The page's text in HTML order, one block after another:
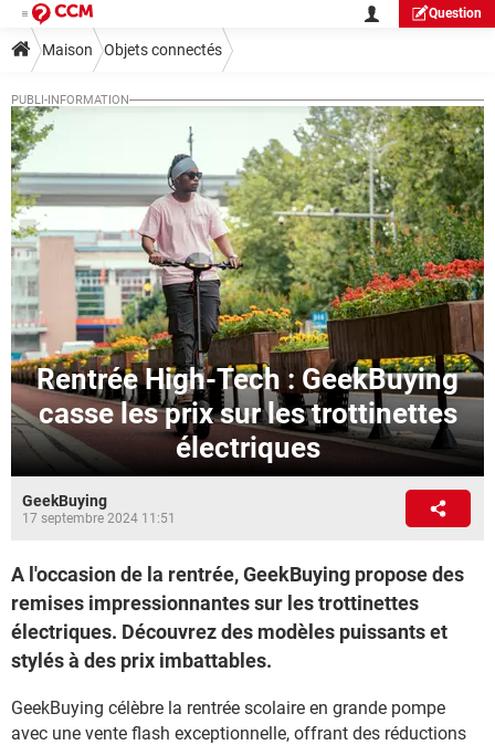
Question
Maison Objets connectés
Rentrée High-Tech : GeekBuying
casse les prix sur les trottinettes
électriques
GeekBuying
17 septembre 2024 11:51
A l'occasion de la rentrée, GeekBuying propose des
remises impressionnantes sur les trottinettes
électriques. Découvrez des modèles puissants et
stylés à des prix imbattables.
GeekBuying célèbre la rentrée scolaire en grande pompe
avec une vente flash exceptionnelle, offrant des réductions